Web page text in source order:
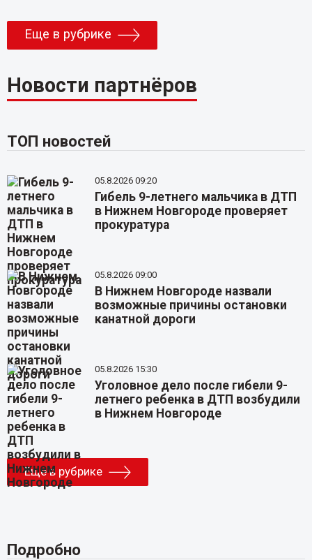
Еще в рубрике
Новости партнёров
ТОП новостей
05.8.2026 09:20
Гибель 9-летнего мальчика в ДТП
в Нижнем Новгороде проверяет
прокуратура
05.8.2026 09:00
В Нижнем Новгороде назвали
возможные причины остановки
канатной дороги
05.8.2026 15:30
Уголовное дело после гибели 9-
летнего ребенка в ДТП возбудили
в Нижнем Новгороде
Еще в рубрике
Подробно